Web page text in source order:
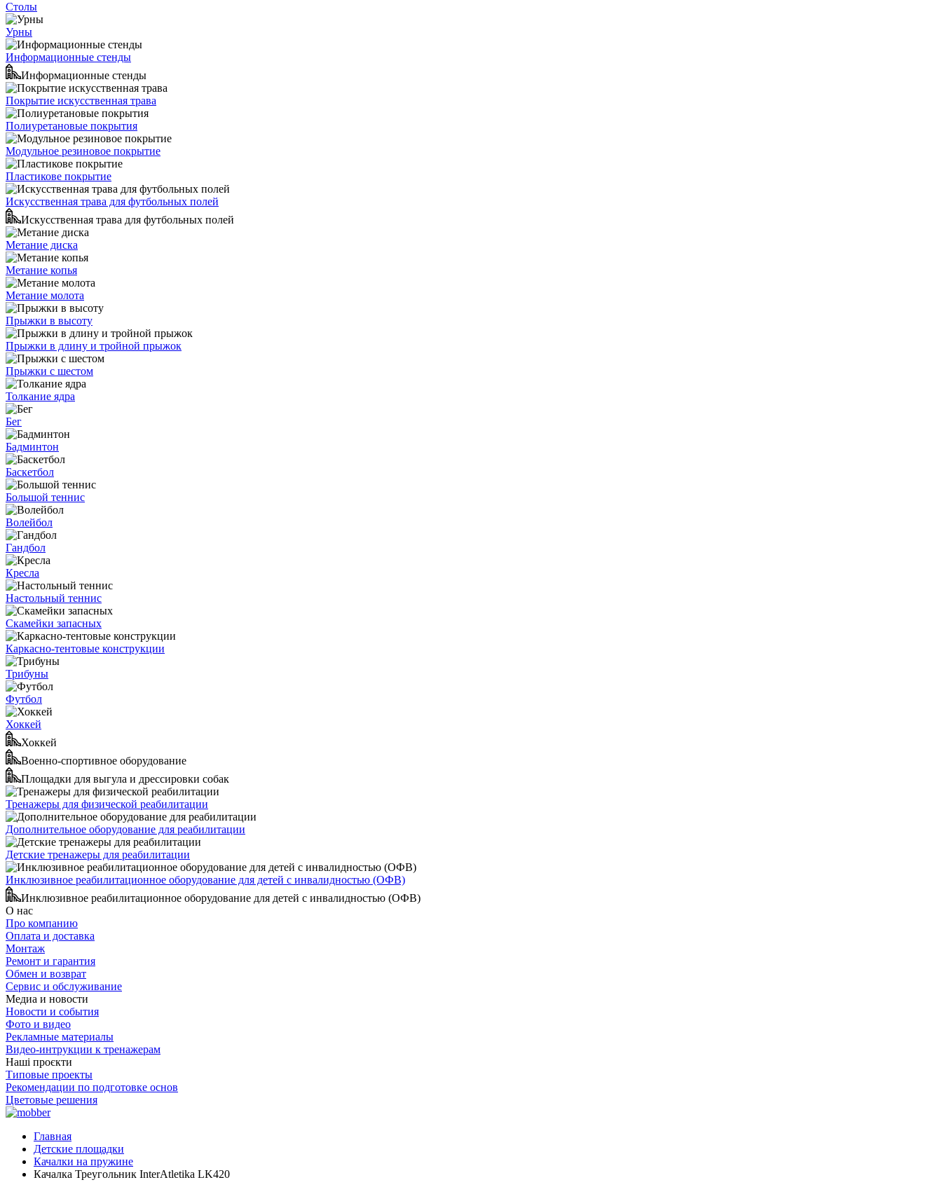
Столы
Урны
Информационные стенды
Информационные стенды
Покрытие искусственная трава
Полиуретановые покрытия
Модульное резиновое покрытие
Пластикове покрытие
Искусственная трава для футбольных полей
Искусственная трава для футбольных полей
Метание диска
Метание копья
Метание молота
Прыжки в высоту
Прыжки в длину и тройной прыжок
Прыжки с шестом
Толкание ядра
Бег
Бадминтон
Баскетбол
Большой теннис
Волейбол
Гандбол
Кресла
Настольный теннис
Скамейки запасных
Каркасно-тентовые конструкции
Трибуны
Футбол
Хоккей
Хоккей
Военно-спортивное оборудование
Площадки для выгула и дрессировки собак
Тренажеры для физической реабилитации
Дополнительное оборудование для реабилитации
Детские тренажеры для реабилитации
Инклюзивное реабилитационное оборудование для детей с инвалидностью (ОФВ)
Инклюзивное реабилитационное оборудование для детей с инвалидностью (ОФВ)
О нас
Про компанию
Оплата и доставка
Монтаж
Ремонт и гарантия
Обмен и возврат
Сервис и обслуживание
Медиа и новости
Новости и события
Фото и видео
Рекламные материалы
Видео-интрукции к тренажерам
Наші проєкти
Типовые проекты
Рекомендации по подготовке основ
Цветовые решения
Главная
Детские площадки
Качалки на пружине
Качалка Треугольник InterAtletika LK420